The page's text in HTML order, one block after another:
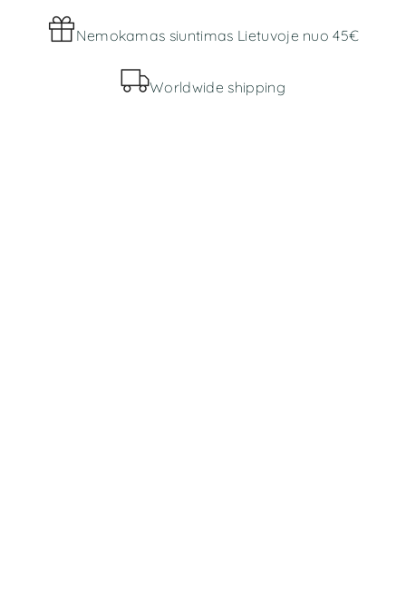
Nemokamas siuntimas Lietuvoje nuo 45€
Worldwide shipping